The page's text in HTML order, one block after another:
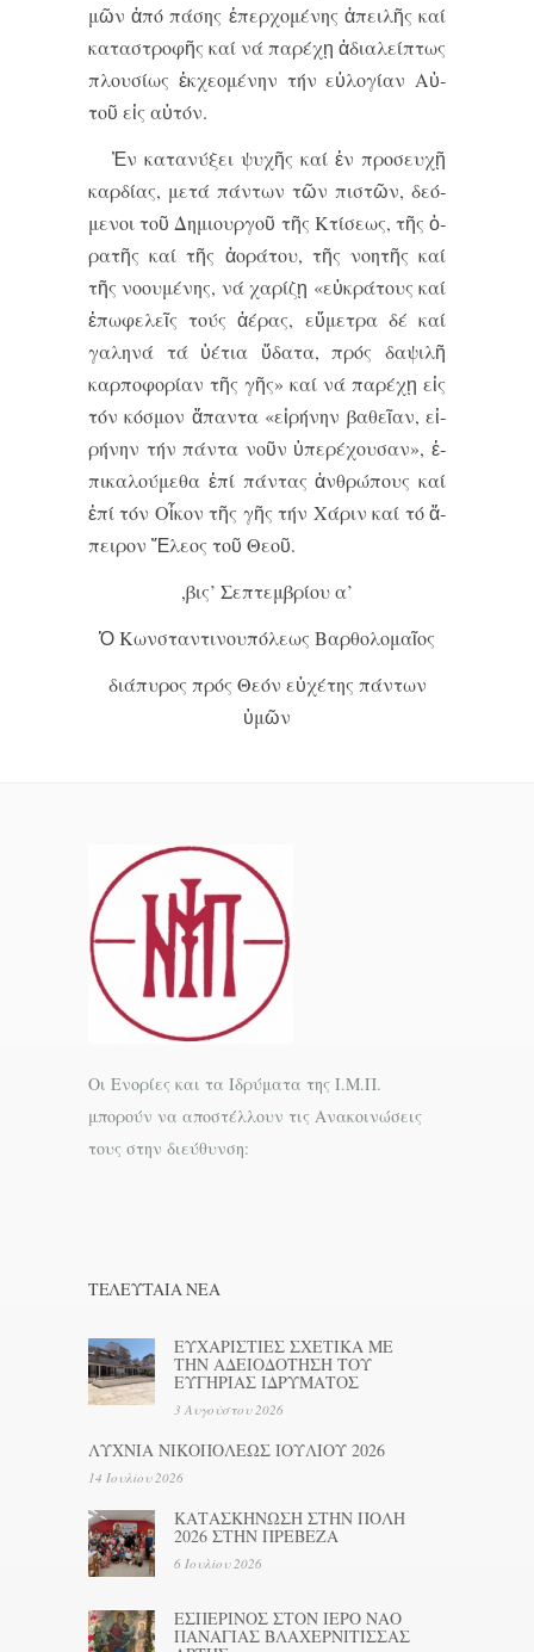
μῶν ἀ­πό πά­σης ἐ­περ­χο­μέ­νης ἀ­πει­λῆς καί
κα­τα­στρο­φῆς καί νά πα­ρέ­χῃ ἀ­δι­α­λεί­πτως
πλου­σί­ως ἐκ­χε­ο­μέ­νην τήν εὐ­λο­γί­αν Αὐ­
τοῦ εἰς αὐ­τόν.
Ἐν κα­τα­νύ­ξει ψυ­χῆς καί ἐν προ­σευ­χῇ
καρ­δί­ας, με­τά πάν­των τῶν πι­στῶν, δε­ό­
με­νοι τοῦ Δη­μι­ουρ­γοῦ τῆς Κτί­σε­ως, τῆς ὁ­
ρα­τῆς καί τῆς ἀ­ο­ρά­του, τῆς νο­η­τῆς καί
τῆς νο­ου­μέ­νης, νά χα­ρί­ζῃ «εὐ­κρά­τους καί
ἐ­πω­φε­λεῖς τούς ἀ­έ­ρας, εὔ­με­τρα δέ καί
γα­λη­νά τά ὑ­έ­τι­α ὕ­δα­τα, πρός δα­ψι­λῆ
καρ­πο­φο­ρί­αν τῆς γῆς» καί νά πα­ρέ­χῃ εἰς
τόν κό­σμον ἅ­παν­τα «εἰ­ρή­νην βα­θεῖ­αν, εἰ­
ρή­νην τήν πάν­τα νοῦν ὑ­πε­ρέ­χου­σαν», ἐ­
πι­κα­λού­με­θα ἐ­πί πάν­τας ἀν­θρώ­πους καί
ἐ­πί τόν Οἶ­κον τῆς γῆς τήν Χά­ριν καί τό ἄ­
πει­ρον Ἔ­λε­ος τοῦ Θε­οῦ.
,βις’ Σεπτεμβρίου α’
Ὁ Κωνσταντινουπόλεως Βαρθολομαῖος
διάπυρος πρός Θεόν εὐχέτης πάντων
ὑμῶν
Οι Ενορίες και τα Ιδρύματα της Ι.Μ.Π.
μπορούν να αποστέλλουν τις Ανακοινώσεις
τους στην διεύθυνση:
ΤΕΛΕΥΤΑΊΑ ΝΕΑ
ΕΥΧΑΡΙΣΤΙΕΣ ΣΧΕΤΙΚΑ ΜΕ
ΤΗΝ ΑΔΕΙΟΔΟΤΗΣΗ ΤΟΥ
ΕΥΓΗΡΙΑΣ ΙΔΡΥΜΑΤΟΣ
3 Αυγούστου 2026
ΛΥΧΝΙΑ ΝΙΚΟΠΟΛΕΩΣ ΙΟΥΛΙΟΥ 2026
14 Ιουλίου 2026
ΚΑΤΑΣΚΗΝΩΣΗ ΣΤΗΝ ΠΟΛΗ
2026 ΣΤΗΝ ΠΡΕΒΕΖΑ
6 Ιουλίου 2026
ΕΣΠΕΡΙΝΟΣ ΣΤΟΝ ΙΕΡΟ ΝΑΟ
ΠΑΝΑΓΙΑΣ ΒΛΑΧΕΡΝΙΤΙΣΣΑΣ